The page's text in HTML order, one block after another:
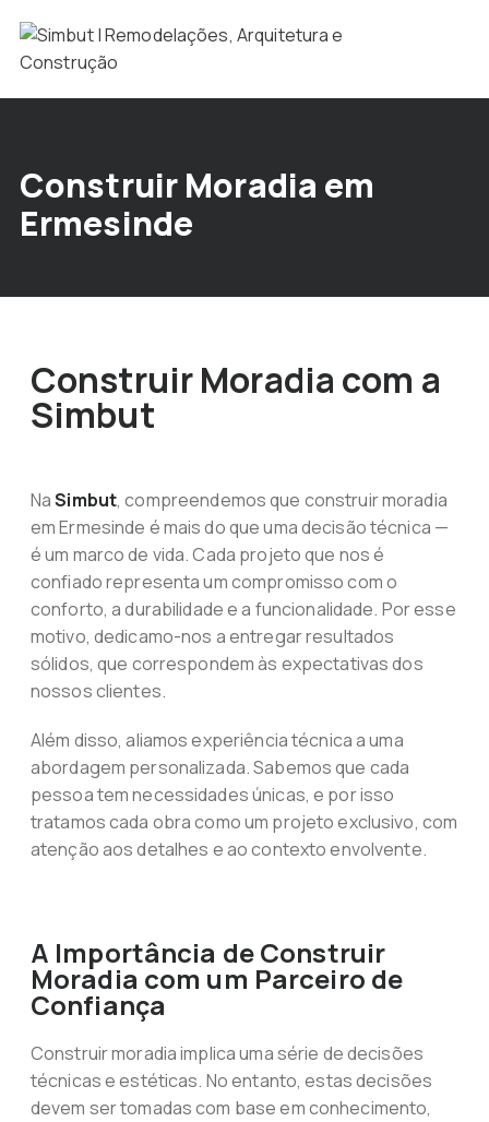
Construir Moradia em
Ermesinde
Construir Moradia com a
Simbut
NaSimbut, compreendemos que construir moradia
em Ermesinde é mais do que uma decisão técnica —
é um marco de vida. Cada projeto que nos é
confiado representa um compromisso com o
conforto, a durabilidade e a funcionalidade. Por esse
motivo, dedicamo-nos a entregar resultados
sólidos, que correspondem às expectativas dos
nossos clientes.
Além disso, aliamos experiência técnica a uma
abordagem personalizada. Sabemos que cada
pessoa tem necessidades únicas, e por isso
tratamos cada obra como um projeto exclusivo, com
atenção aos detalhes e ao contexto envolvente.
A Importância de Construir
Moradia com um Parceiro de
Confiança
Construir moradia implica uma série de decisões
técnicas e estéticas. No entanto, estas decisões
devem ser tomadas com base em conhecimento,